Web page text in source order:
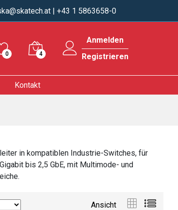
| +43 1 5863658-0
0 4
Anmelden
Registrieren
Kontakt
in kompatiblen Industrie-Switches, für
bis 2,5 GbE, mit Multimode- und
Ansicht